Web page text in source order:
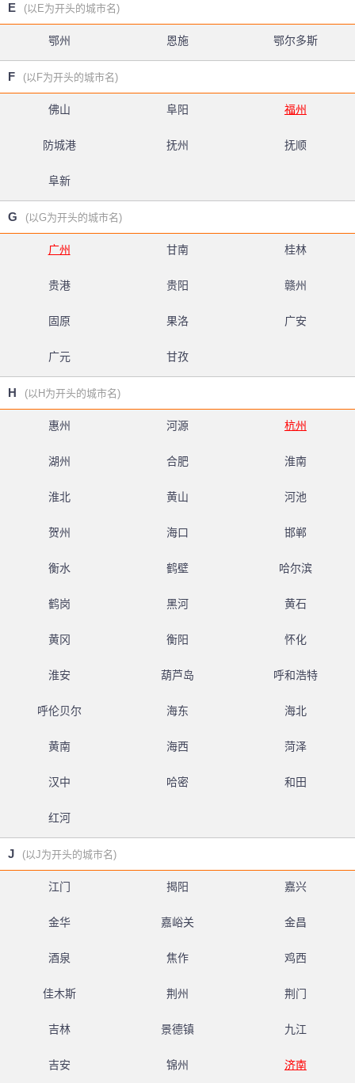
E (以E为开头的城市名)
鄂州 恩施 鄂尔多斯
F (以F为开头的城市名)
佛山 阜阳 福州
防城港 抚州 抚顺
阜新
G (以G为开头的城市名)
广州 甘南 桂林
贵港 贵阳 赣州
固原 果洛 广安
广元 甘孜
H (以H为开头的城市名)
惠州 河源 杭州
湖州 合肥 淮南
淮北 黄山 河池
贺州 海口 邯郸
衡水 鹤壁 哈尔滨
鹤岗 黑河 黄石
黄冈 衡阳 怀化
淮安 葫芦岛 呼和浩特
呼伦贝尔 海东 海北
黄南 海西 菏泽
汉中 哈密 和田
红河
J (以J为开头的城市名)
江门 揭阳 嘉兴
金华 嘉峪关 金昌
酒泉 焦作 鸡西
佳木斯 荆州 荆门
吉林 景德镇 九江
吉安 锦州 济南